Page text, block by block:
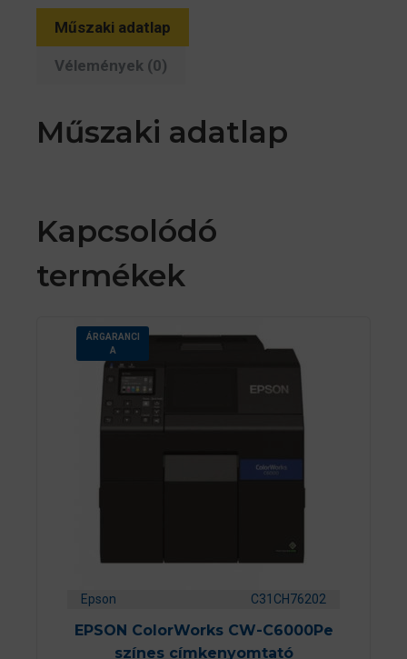
Műszaki adatlap
Vélemények (0)
Műszaki adatlap
Kapcsolódó
termékek
ÁRGARANCI
A
Epson C31CH76202
EPSON ColorWorks CW-C6000Pe
színes címkenyomtató